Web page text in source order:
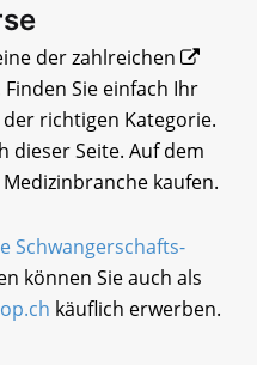
der zahlreichen
Sie einfach Ihr
richtigen Kategorie.
dieser Seite. Auf dem
kaufen.
Schwangerschafts-
können Sie auch als
käuflich erwerben.